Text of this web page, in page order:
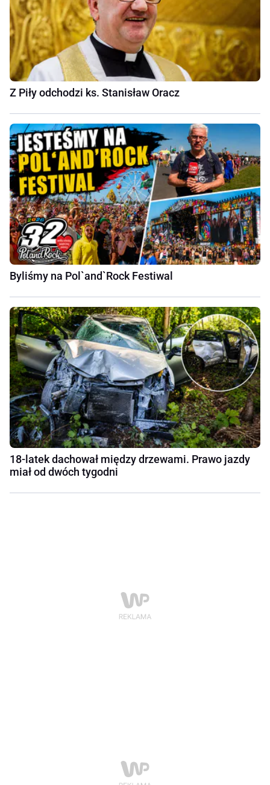
Z Piły odchodzi ks. Stanisław Oracz
Byliśmy na Pol`and`Rock Festiwal
18-latek dachował między drzewami. Prawo jazdy
miał od dwóch tygodni